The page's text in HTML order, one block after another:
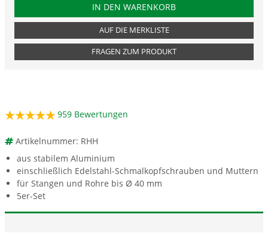
PRODUKTNUMMER RHH
IN DEN WARENKORB
AUF DIE MERKLISTE
FRAGEN ZUM PRODUKT
959 Bewertungen
Artikelnummer: RHH
aus stabilem Aluminium
einschließlich Edelstahl-Schmalkopfschrauben und Muttern
für Stangen und Rohre bis Ø 40 mm
5er-Set